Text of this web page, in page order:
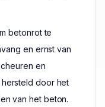
betonrot te
en ernst van
en
door het
van het beton.